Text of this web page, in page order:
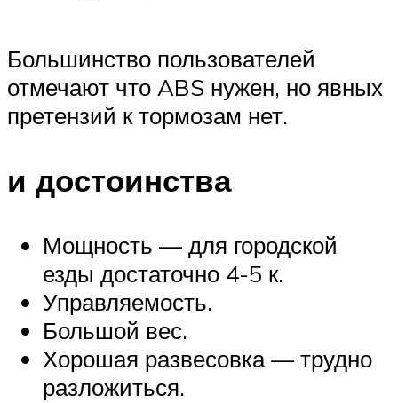
Большинство пользователей
отмечают что ABS нужен, но явных
претензий к тормозам нет.
и достоинства
Мощность — для городской
езды достаточно 4-5 к.
Управляемость.
Большой вес.
Хорошая развесовка — трудно
разложиться.